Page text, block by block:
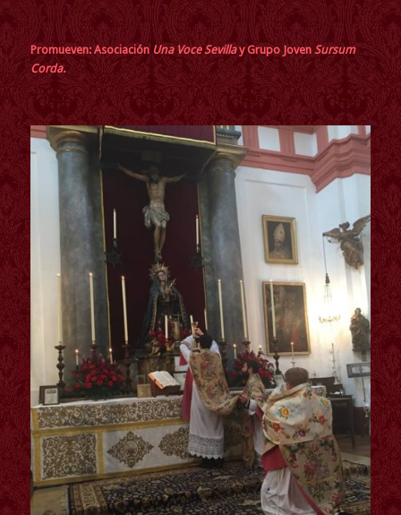
Promueven:Asociación Una Voce SevillayGrupo Joven Sursum
Corda.